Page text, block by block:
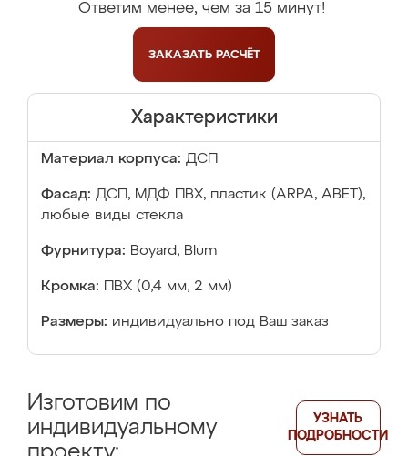
Ответим менее, чем за 15 минут!
ЗАКАЗАТЬ РАСЧЁТ
Характеристики
Материал корпуса: ДСП
Фасад: ДСП, МДФ ПВХ, пластик (ARPA, ABET),
любые виды стекла
Фурнитура: Boyard, Blum
Кромка: ПВХ (0,4 мм, 2 мм)
Размеры: индивидуально под Ваш заказ
Изготовим по
индивидуальному
УЗНАТЬ
ПОДРОБНОСТИ